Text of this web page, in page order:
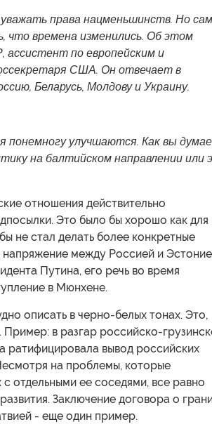
права нацменьшинств. Но
времена изменились. Об этом
ассистент по европейским и
США. Он отвечает в
Беларусь, Молдову и Украину.
понемногу улучшаются. Как вы
на балтийском направлении или
отношения действительно
Это было бы хорошо как для
не стал делать более конкретные
напряжение между Россией и
Путина, его речь во время
в Мюнхене.
описать в черно-белых тонах. Это,
в разгар российско-
ратифицировала вывод российских
на проблемы, которые
отдельными ее соседями, все равно
Заключение договора о
- еще один пример.